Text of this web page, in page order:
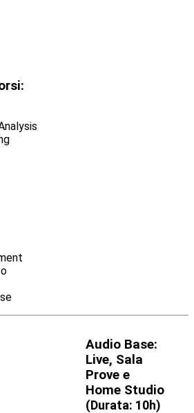
Audio Base:
Live, Sala
Prove e
Home Studio
(Durata: 10h)